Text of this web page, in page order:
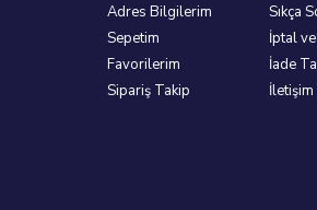
Adres Bilgilerim
Sepetim
Favorilerim
Sipariş Takip
Sıkça
İptal
İade
İletişim